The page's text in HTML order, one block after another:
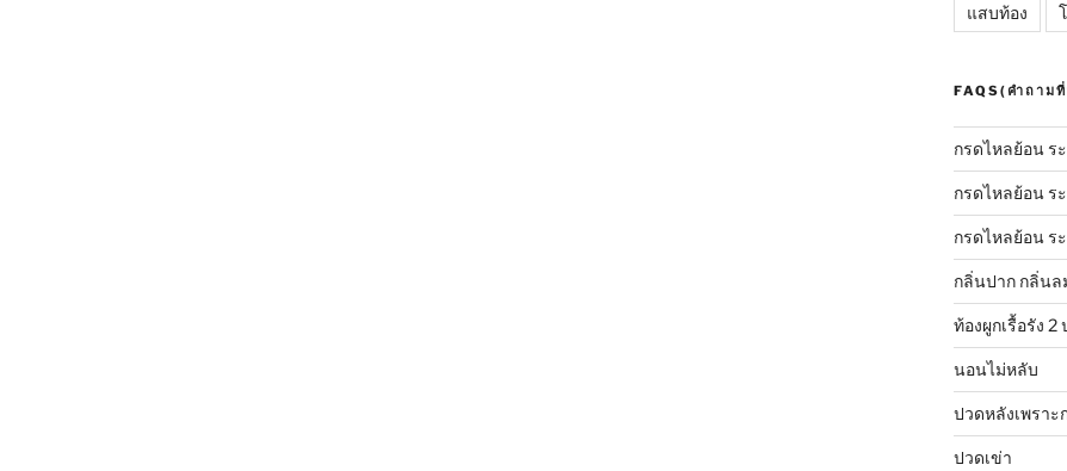
แสบท้อง
FAQS(คำถาม
กรดไหลย้อน ร
กรดไหลย้อน ร
กรดไหลย้อน ร
กลิ่นปาก กลิ่นล
ท้องผูกเรื้อรัง 2
นอนไม่หลับ
ปวดหลังเพราะ
ปวดเข่า